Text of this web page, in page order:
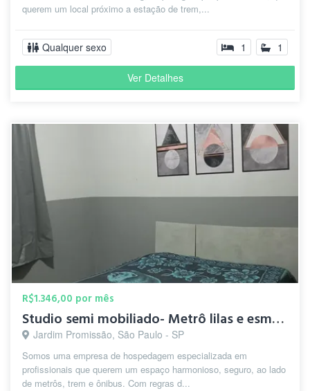
querem um local próximo a estação de trem,...
Qualquer sexo 1 1
Ver Detalhes
R$1.346,00 por mês
Studio semi mobiliado- Metrô lilas e esmeralda
Jardim Promissão, São Paulo - SP
Somos uma empresa de hospedagem especializada em
profissionais que querem um espaço harmonioso, seguro, ao lado
de metrôs, trem e ônibus. Com regras d...